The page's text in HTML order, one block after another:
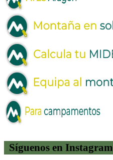
Síguenos en Instagram